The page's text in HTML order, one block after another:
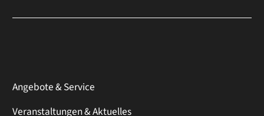
Angebote & Service
Veranstaltungen & Aktuelles